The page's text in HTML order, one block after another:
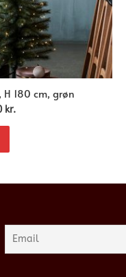
180 cm, grøn
kr.